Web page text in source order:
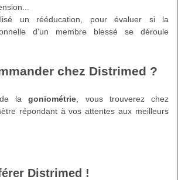
un rééducation, pour évaluer si la
d'un membre blessé se déroule
chez Distrimed ?
de lagoniométrie , vous trouverez chez
répondant à vos attentes aux meilleurs
Distrimed !